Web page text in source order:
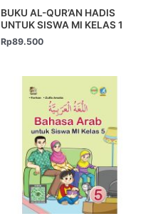
BUKU AL-QUR’AN HADIS
UNTUK SISWA MI KELAS 1
Rp89.500